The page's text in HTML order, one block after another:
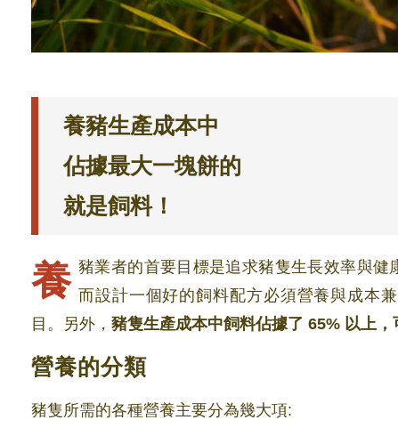
養豬生產成本中
佔據最大一塊餅的
就是飼料！
養豬業者的首要目標是追求豬隻生長效率與健康，要達到此目標最重要的因子即為飼料，然 而設計一個好的飼料配方必須營養與成本
目。另外， 豬隻生產成本中飼料佔據了 65% 以上，
營養的分類
豬隻所需的各種營養主要分為幾大項: